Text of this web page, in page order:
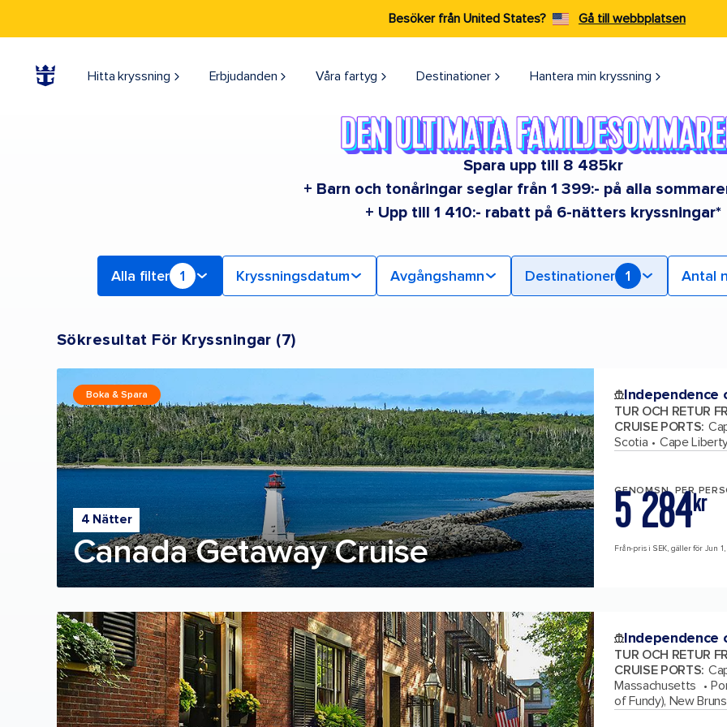
Besöker från United States? Gå till webbplatsen
Hitta kryssning Erbjudanden Våra fartyg Destinationer Hantera min kryssning
Spara upp till 8 485kr
+ Barn och tonåringar seglar från 1 399:- på alla
+ Upp till 1 410:- rabatt på 6-nätters kryssningar*
Alla filter 1 Kryssningsdatum Avgångshamn Destinationer 1 Antal
Sökresultat För Kryssningar (7)
4 Nätter
Canada Getaway Cruise
Boka & Spara Independence
TUR OCH RETUR
CRUISE PORTS:
Scotia
Cape
GENOMSN. PERkr
5 284
Från-pris i SEK, gäller för Jun
Independence
TUR OCH RETUR
CRUISE PORTS:
Massachusetts
of Fundy), New